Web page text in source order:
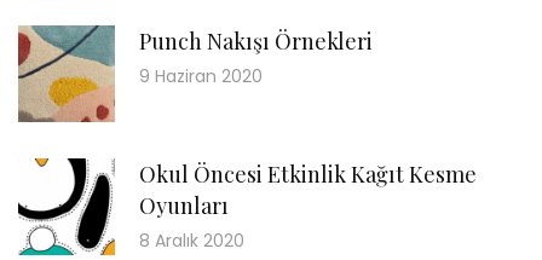
Punch Nakışı Örnekleri
9 Haziran 2020
Okul Öncesi Etkinlik Kağıt Kesme
Oyunları
8 Aralık 2020